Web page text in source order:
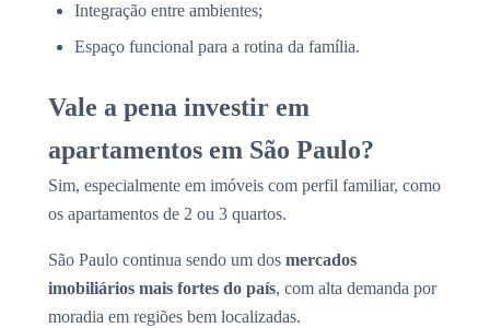
Integração entre ambientes;
Espaço funcional para a rotina da família.
Vale a pena investir em
apartamentos em São Paulo?
Sim, especialmente em imóveis com perfil familiar, como
os apartamentos de 2 ou 3 quartos.
São Paulo continua sendo um dos mercados
imobiliários mais fortes do país, com alta demanda por
moradia em regiões bem localizadas.